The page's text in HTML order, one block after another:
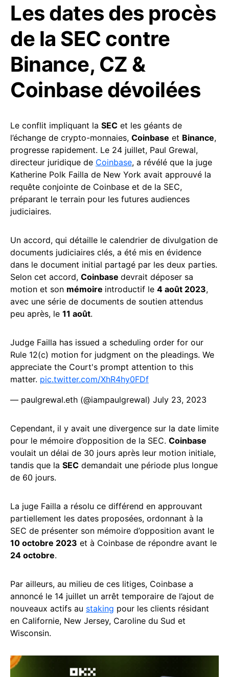
Les dates des procès
de la SEC contre
Binance, CZ &
Coinbase dévoilées
Le conflit impliquant la SEC et les géants de
l’échange de crypto-monnaies, Coinbase et Binance,
progresse rapidement. Le 24 juillet, Paul Grewal,
directeur juridique de Coinbase, a révélé que la juge
Katherine Polk Failla de New York avait approuvé la
requête conjointe de Coinbase et de la SEC,
préparant le terrain pour les futures audiences
judiciaires.
Un accord, qui détaille le calendrier de divulgation de
documents judiciaires clés, a été mis en évidence
dans le document initial partagé par les deux parties.
Selon cet accord, Coinbase devrait déposer sa
motion et son mémoire introductif le 4 août 2023,
avec une série de documents de soutien attendus
peu après, le 11 août.
Judge Failla has issued a scheduling order for our
Rule 12(c) motion for judgment on the pleadings. We
appreciate the Court's prompt attention to this
matter. pic.twitter.com/XhR4hy0FDf
— paulgrewal.eth (@iampaulgrewal) July 23, 2023
Cependant, il y avait une divergence sur la date limite
pour le mémoire d’opposition de la SEC. Coinbase
voulait un délai de 30 jours après leur motion initiale,
tandis que la SEC demandait une période plus longue
de 60 jours.
La juge Failla a résolu ce différend en approuvant
partiellement les dates proposées, ordonnant à la
SEC de présenter son mémoire d’opposition avant le
10 octobre 2023 et à Coinbase de répondre avant le
24 octobre.
Par ailleurs, au milieu de ces litiges, Coinbase a
annoncé le 14 juillet un arrêt temporaire de l’ajout de
nouveaux actifs au staking pour les clients résidant
en Californie, New Jersey, Caroline du Sud et
Wisconsin.